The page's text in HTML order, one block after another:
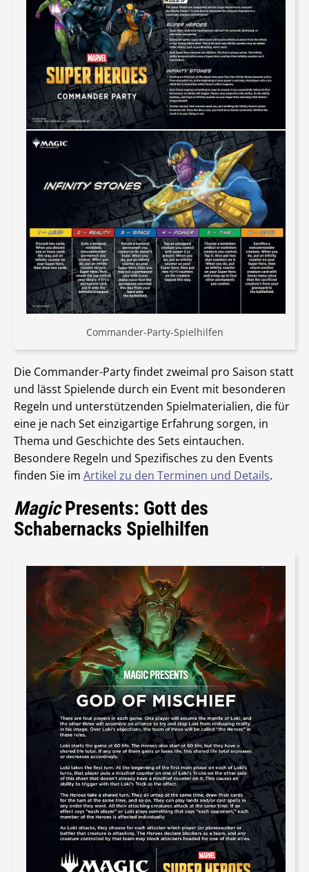
Commander-Party-Spielhilfen
Die Commander-Party findet zweimal pro Saison statt
und lässt Spielende durch ein Event mit besonderen
Regeln und unterstützenden Spielmaterialien, die für
eine je nach Set einzigartige Erfahrung sorgen, in
Thema und Geschichte des Sets eintauchen.
Besondere Regeln und Spezifisches zu den Events
finden Sie im Artikel zu den Terminen und Details.
MagicPresents: Gott des
Schabernacks Spielhilfen